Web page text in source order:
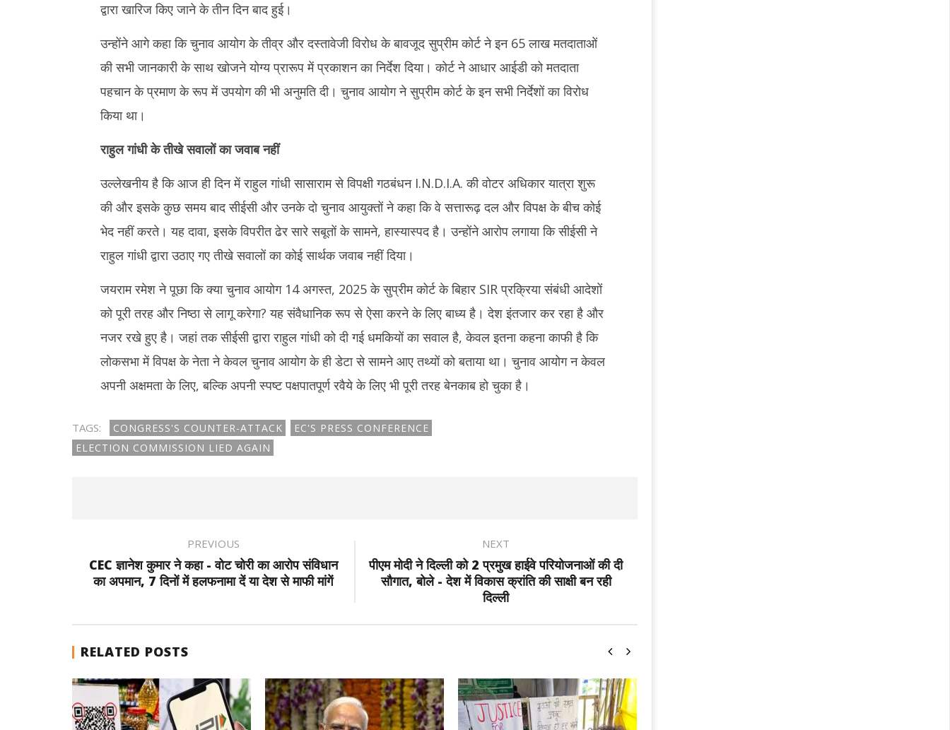
द्वारा खारिज किए जाने के तीन दिन बाद हुई।
उन्होंने आगे कहा कि चुनाव आयोग के तीव्र और दस्तावेजी विरोध के बावजूद सुप्रीम कोर्ट ने इन 65 लाख मतदाताओं
की सभी जानकारी के साथ खोजने योग्य प्रारूप में प्रकाशन का निर्देश दिया। कोर्ट ने आधार आईडी को मतदाता
पहचान के प्रमाण के रूप में उपयोग की भी अनुमति दी। चुनाव आयोग ने सुप्रीम कोर्ट के इन सभी निर्देशों का विरोध
किया था।
राहुल गांधी के तीखे सवालों का जवाब नहीं
उल्लेखनीय है कि आज ही दिन में राहुल गांधी सासाराम से विपक्षी गठबंधन I.N.D.I.A. की वोटर अधिकार यात्रा शुरू
की और इसके कुछ समय बाद सीईसी और उनके दो चुनाव आयुक्तों ने कहा कि वे सत्तारूढ़ दल और विपक्ष के बीच कोई
भेद नहीं करते। यह दावा, इसके विपरीत ढेर सारे सबूतों के सामने, हास्यास्पद है। उन्होंने आरोप लगाया कि सीईसी ने
राहुल गांधी द्वारा उठाए गए तीखे सवालों का कोई सार्थक जवाब नहीं दिया।
जयराम रमेश ने पूछा कि क्या चुनाव आयोग 14 अगस्त, 2025 के सुप्रीम कोर्ट के बिहार SIR प्रक्रिया संबंधी आदेशों
को पूरी तरह और निष्ठा से लागू करेगा? यह संवैधानिक रूप से ऐसा करने के लिए बाध्य है। देश इंतजार कर रहा है और
नजर रखे हुए है। जहां तक सीईसी द्वारा राहुल गांधी को दी गई धमकियों का सवाल है, केवल इतना कहना काफी है कि
लोकसभा में विपक्ष के नेता ने केवल चुनाव आयोग के ही डेटा से सामने आए तथ्यों को बताया था। चुनाव आयोग न केवल
अपनी अक्षमता के लिए, बल्कि अपनी स्पष्ट पक्षपातपूर्ण रवैये के लिए भी पूरी तरह बेनकाब हो चुका है।
TAGS: CONGRESS'S COUNTER-ATTACK
EC'S PRESS CONFERENCE
ELECTION COMMISSION LIED AGAIN
PREVIOUS
CEC ज्ञानेश कुमार ने कहा - वोट चोरी का आरोप संविधान
का अपमान, 7 दिनों में हलफनामा दें या देश से माफी मांगें
NEXT
पीएम मोदी ने दिल्ली को 2 प्रमुख हाईवे परियोजनाओं की दी
सौगात, बोले - देश में विकास क्रांति की साक्षी बन रही
दिल्ली
RELATED POSTS